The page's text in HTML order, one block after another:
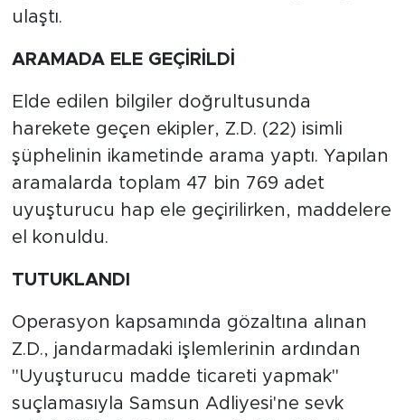
ulaştı.
ARAMADA ELE GEÇİRİLDİ
Elde edilen bilgiler doğrultusunda
harekete geçen ekipler, Z.D. (22) isimli
şüphelinin ikametinde arama yaptı. Yapılan
aramalarda toplam 47 bin 769 adet
uyuşturucu hap ele geçirilirken, maddelere
el konuldu.
TUTUKLANDI
Operasyon kapsamında gözaltına alınan
Z.D., jandarmadaki işlemlerinin ardından
"Uyuşturucu madde ticareti yapmak"
suçlamasıyla Samsun Adliyesi'ne sevk